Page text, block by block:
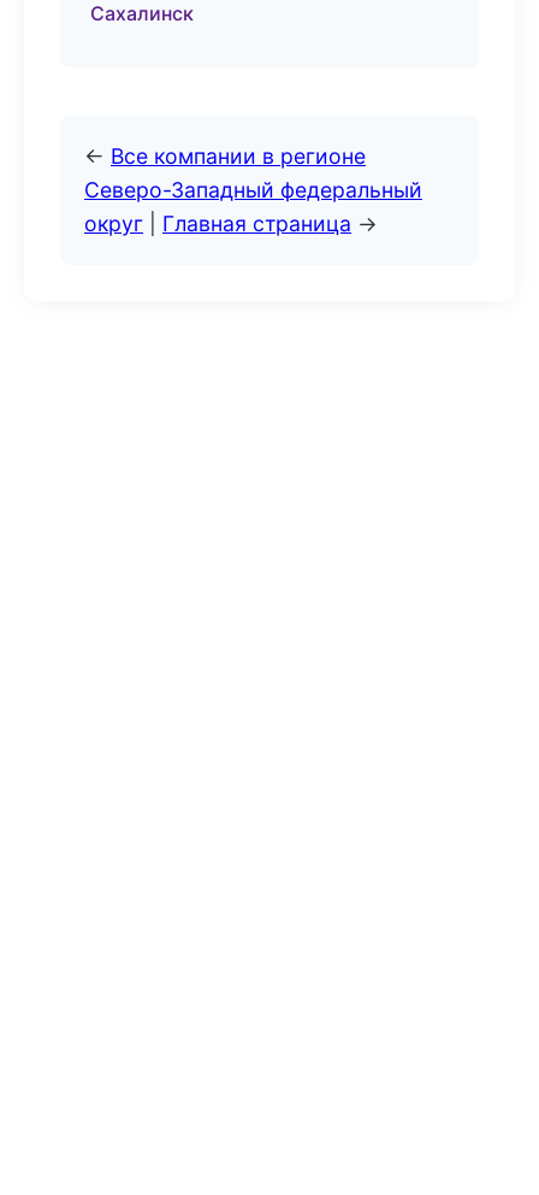
Сахалинск
← Все компании в регионе
Северо-Западный федеральный
округ
Главная страница →